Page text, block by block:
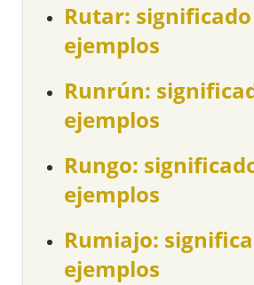
Rutar:
ejemplos
Runrún:
ejemplos
Rungo:
ejemplos
Rumiajo:
ejemplos